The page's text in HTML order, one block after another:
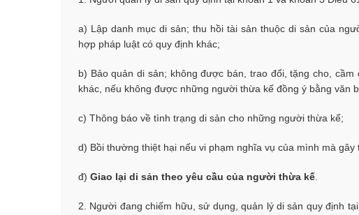
a) Lập danh mục di sản; thu hồi tài sản thuộc di sản của
hợp pháp luật có quy định khác;
b) Bảo quản di sản; không được bán, trao đổi, tặng cho,
khác, nếu không được những người thừa kế đồng ý bằng văn
c) Thông báo về tình trạng di sản cho những người thừa kế;
d) Bồi thường thiệt hại nếu vi phạm nghĩa vụ của mình mà gây
đ) Giao lại di sản theo yêu cầu của người thừa kế
2. Người đang chiếm hữu, sử dụng, quản lý di sản quy định